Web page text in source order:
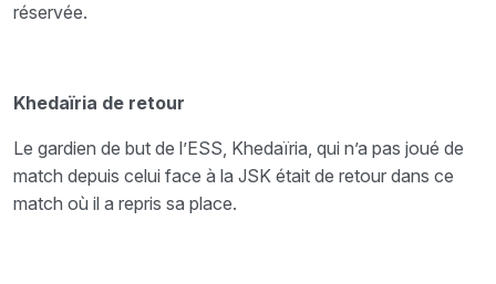
réservée.
Khedaïria de retour
Le gardien de but de l’ESS, Khedaïria, qui n’a pas joué de
match depuis celui face à la JSK était de retour dans ce
match où il a repris sa place.